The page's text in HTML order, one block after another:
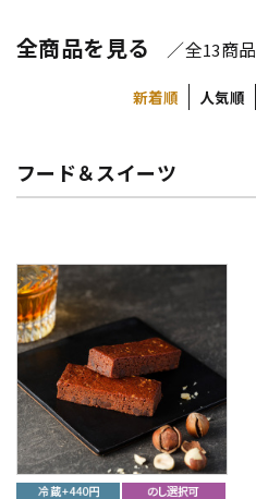
全商品を見る ／全13商品
新着順 人気順
フード＆スイーツ